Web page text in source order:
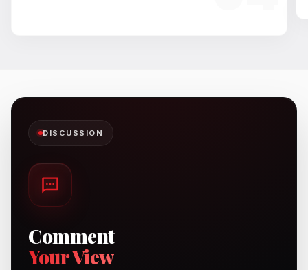
DISCUSSION
Comment
Your View